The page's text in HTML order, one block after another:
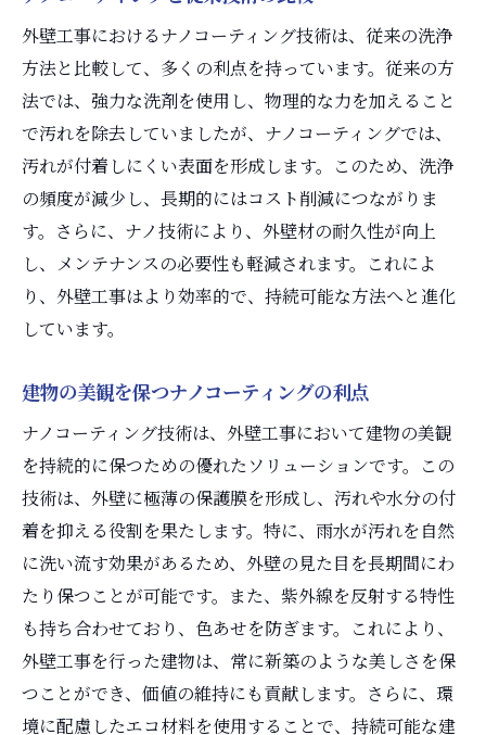
外壁工事におけるナノコーティング技術は、従来の洗浄
方法と比較して、多くの利点を持っています。従来の方
法では、強力な洗剤を使用し、物理的な力を加えること
で汚れを除去していましたが、ナノコーティングでは、
汚れが付着しにくい表面を形成します。このため、洗浄
の頻度が減少し、長期的にはコスト削減につながりま
す。さらに、ナノ技術により、外壁材の耐久性が向上
し、メンテナンスの必要性も軽減されます。これによ
り、外壁工事はより効率的で、持続可能な方法へと進化
しています。
建物の美観を保つナノコーティングの利点
ナノコーティング技術は、外壁工事において建物の美観
を持続的に保つための優れたソリューションです。この
技術は、外壁に極薄の保護膜を形成し、汚れや水分の付
着を抑える役割を果たします。特に、雨水が汚れを自然
に洗い流す効果があるため、外壁の見た目を長期間にわ
たり保つことが可能です。また、紫外線を反射する特性
も持ち合わせており、色あせを防ぎます。これにより、
外壁工事を行った建物は、常に新築のような美しさを保
つことができ、価値の維持にも貢献します。さらに、環
境に配慮したエコ材料を使用することで、持続可能な建